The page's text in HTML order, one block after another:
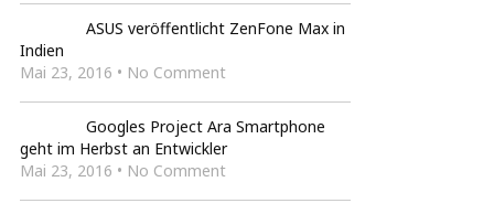
ASUS veröffentlicht ZenFone Max in
Indien
Mai 23, 2016 • No Comment
Googles Project Ara Smartphone
geht im Herbst an Entwickler
Mai 23, 2016 • No Comment